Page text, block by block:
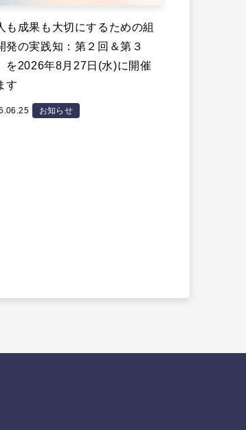
も成果も大切にするための組
発の実践知：第２回＆第３
を2026年8月27日(水)に開催
す
お知らせ